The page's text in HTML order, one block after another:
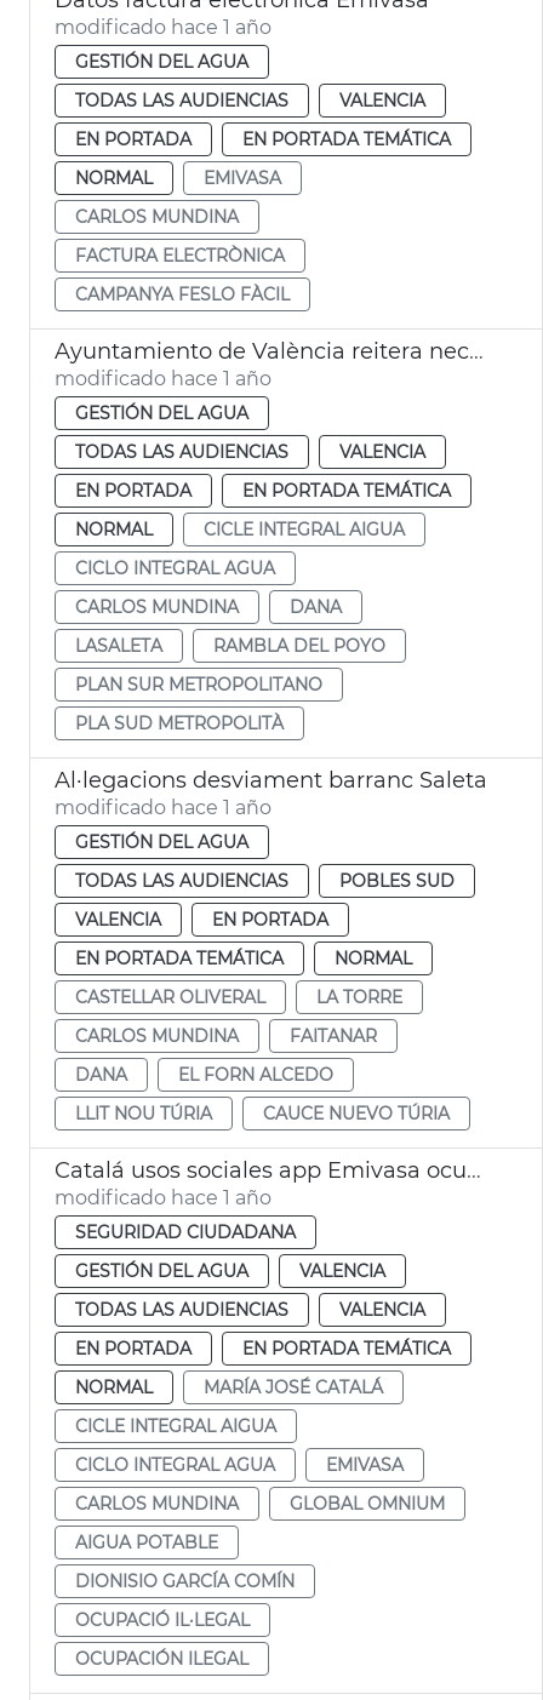
modificado hace 1 año
GESTIÓN DEL AGUA
TODAS LAS AUDIENCIAS
VALENCIA
EN PORTADA
EN PORTADA TEMÁTICA
NORMAL
EMIVASA
CARLOS MUNDINA
FACTURA ELECTRÒNICA
CAMPANYA FESLO FÀCIL
Ayuntamiento de València reitera necesidad nuevo Plan Sur Metropolitano
modificado hace 1 año
GESTIÓN DEL AGUA
TODAS LAS AUDIENCIAS
VALENCIA
EN PORTADA
EN PORTADA TEMÁTICA
NORMAL
CICLE INTEGRAL AIGUA
CICLO INTEGRAL AGUA
CARLOS MUNDINA
DANA
LASALETA
RAMBLA DEL POYO
PLAN SUR METROPOLITANO
PLA SUD METROPOLITÀ
Al·legacions desviament barranc Saleta
modificado hace 1 año
GESTIÓN DEL AGUA
TODAS LAS AUDIENCIAS
POBLES SUD
VALENCIA
EN PORTADA
EN PORTADA TEMÁTICA
NORMAL
CASTELLAR OLIVERAL
LA TORRE
CARLOS MUNDINA
FAITANAR
DANA
EL FORN ALCEDO
LLIT NOU TÚRIA
CAUCE NUEVO TÚRIA
Catalá usos sociales app Emivasa ocupación ilegal
modificado hace 1 año
SEGURIDAD CIUDADANA
GESTIÓN DEL AGUA
VALENCIA
TODAS LAS AUDIENCIAS
VALENCIA
EN PORTADA
EN PORTADA TEMÁTICA
NORMAL
MARÍA JOSÉ CATALÁ
CICLE INTEGRAL AIGUA
CICLO INTEGRAL AGUA
EMIVASA
CARLOS MUNDINA
GLOBAL OMNIUM
AIGUA POTABLE
DIONISIO GARCÍA COMÍN
OCUPACIÓ IL·LEGAL
OCUPACIÓN ILEGAL